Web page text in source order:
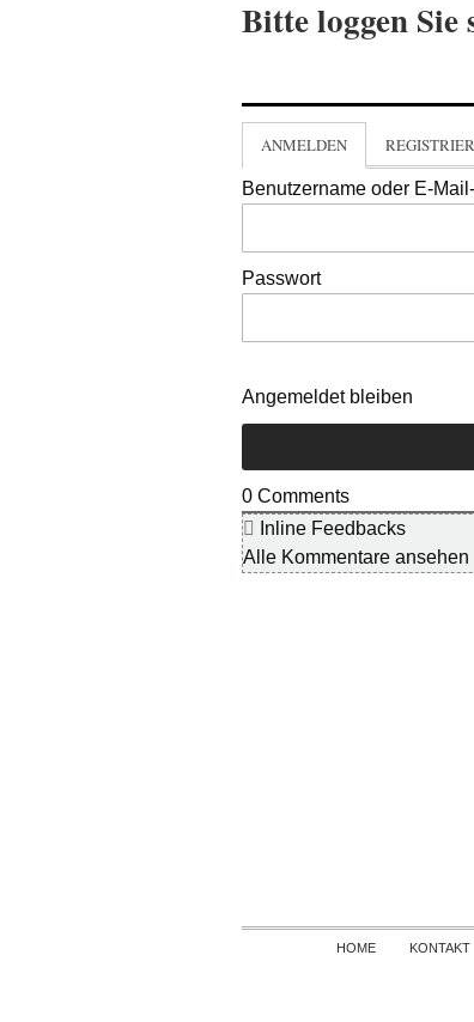
Bitte loggen Sie
ANMELDEN
Benutzername oder E-
Passwort
Angemeldet bleiben
0 Comments
Inline Feedbacks
Alle Kommentare ansehen
HOME KONTAKT